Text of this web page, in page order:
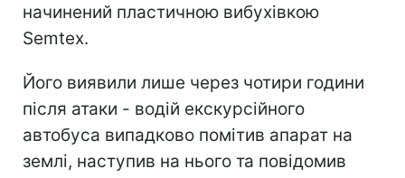
начинений пластичною вибухівкою
Semtex.
Його виявили лише через чотири години
після атаки - водій екскурсійного
автобуса випадково помітив апарат на
землі, наступив на нього та повідомив